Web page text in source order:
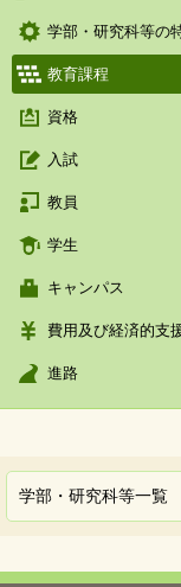
学部・研究科等の
教育課程
資格
入試
教員
学生
キャンパス
費用及び経済的支
進路
学部・研究科等一覧